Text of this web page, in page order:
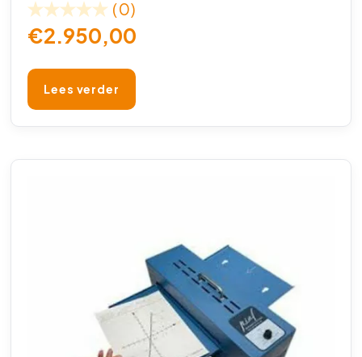
(0)
€2.950,00
Lees verder